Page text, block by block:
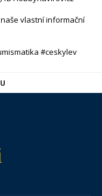
vlastní informační
#ceskylev